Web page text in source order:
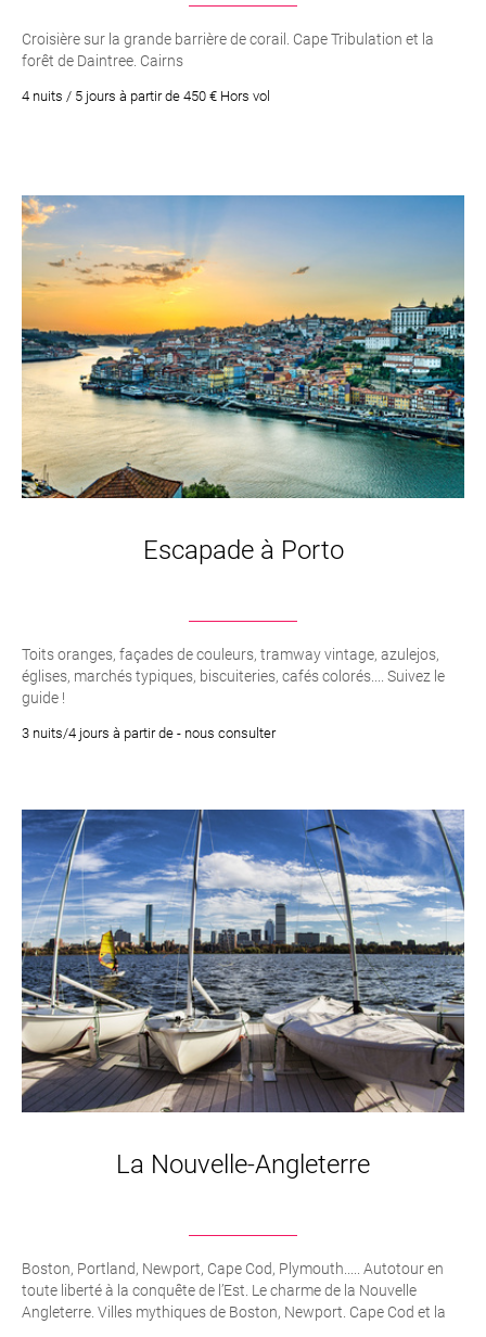
Croisière sur la grande barrière de corail. Cape Tribulation et la
forêt de Daintree. Cairns
4 nuits / 5 jours à partir de 450 € Hors vol
Escapade à Porto
Toits oranges, façades de couleurs, tramway vintage, azulejos,
églises, marchés typiques, biscuiteries, cafés colorés.... Suivez le
guide !
3 nuits/4 jours à partir de - nous consulter
La Nouvelle-Angleterre
Boston, Portland, Newport, Cape Cod, Plymouth..... Autotour en
toute liberté à la conquête de l’Est. Le charme de la Nouvelle
Angleterre. Villes mythiques de Boston, Newport. Cape Cod et la